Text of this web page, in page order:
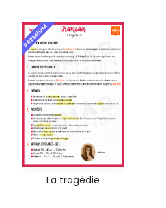
PREMIUM
La tragédie